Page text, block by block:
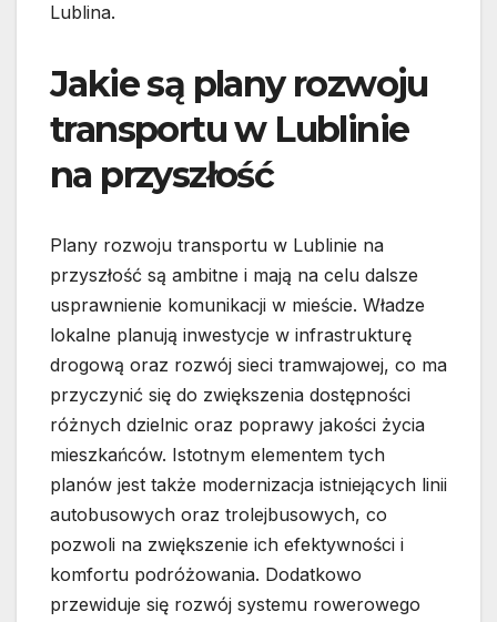
Lublina.
Jakie są plany rozwoju
transportu w Lublinie
na przyszłość
Plany rozwoju transportu w Lublinie na
przyszłość są ambitne i mają na celu dalsze
usprawnienie komunikacji w mieście. Władze
lokalne planują inwestycje w infrastrukturę
drogową oraz rozwój sieci tramwajowej, co ma
przyczynić się do zwiększenia dostępności
różnych dzielnic oraz poprawy jakości życia
mieszkańców. Istotnym elementem tych
planów jest także modernizacja istniejących linii
autobusowych oraz trolejbusowych, co
pozwoli na zwiększenie ich efektywności i
komfortu podróżowania. Dodatkowo
przewiduje się rozwój systemu rowerowego